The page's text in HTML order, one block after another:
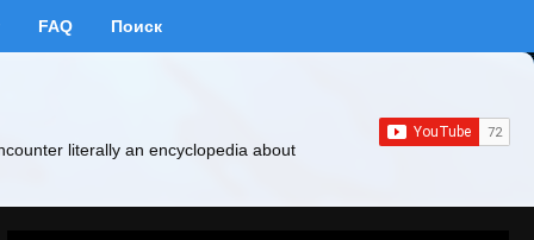
FAQ Поиск
literally an encyclopedia about